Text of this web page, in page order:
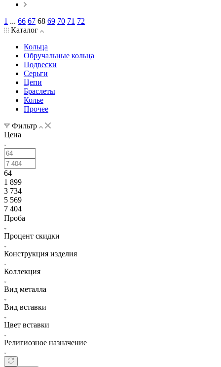
1 ... 66 67 68 69 70 71 72
Каталог
Кольца
Обручальные кольца
Подвески
Серьги
Цепи
Браслеты
Колье
Прочее
Фильтр
Цена
64
1 899
3 734
5 569
7 404
Проба
Процент скидки
Конструкция изделия
Коллекция
Вид металла
Вид вставки
Цвет вставки
Религиозное назначение